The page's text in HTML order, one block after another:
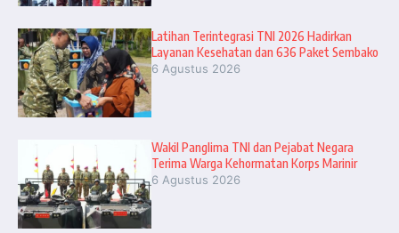
Latihan Terintegrasi TNI 2026 Hadirkan
Layanan Kesehatan dan 636 Paket Sembako
6 Agustus 2026
Wakil Panglima TNI dan Pejabat Negara
Terima Warga Kehormatan Korps Marinir
6 Agustus 2026